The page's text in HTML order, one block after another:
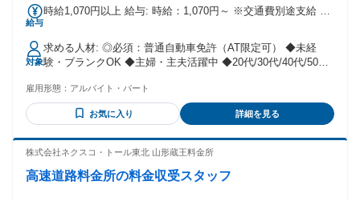
給与
時給1,070円以上 給与: 時給：1,070円～ ※交通費別途支給 ※
対象
求める人材: ◎必須：普通自動車免許（AT限定可） ◆未経
験・ブランクOK ◆主婦・主夫活躍中 ◆20代/30代/40代/50代
てみたい方 ・地域の役に立つ仕事がしたい方 ・人と話すのが
好きな方 ・車の運転やドライブが好きな方 ・モクモク作業も
好きだけど 人との関わりも欲しい方 など
雇用形態： アルバイト・パート
お気に入り 詳細を見る
株式会社ネクスコ・トール東北 山形蔵王料金所
高速道路料金所の料金収受スタッフ